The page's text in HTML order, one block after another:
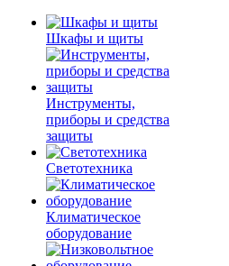
Шкафы и щиты
Инструменты,
приборы и средства
защиты
Светотехника
Климатическое
оборудование